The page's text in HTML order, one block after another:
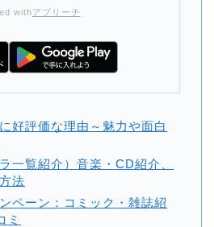
withアプリーチ
好評価な理由～魅力や面白
一覧紹介）音楽・CD紹介、
法
ペーン：コミック・雑誌紹
ミ